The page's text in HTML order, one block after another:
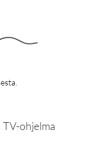
TV-ohjelma